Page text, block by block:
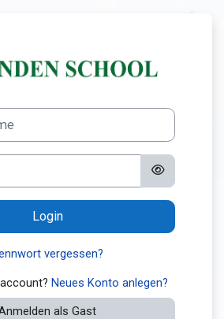
Login
vergessen?
Neues Konto anlegen?
als Gast